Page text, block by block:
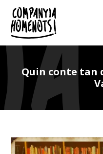
Quin conte tan